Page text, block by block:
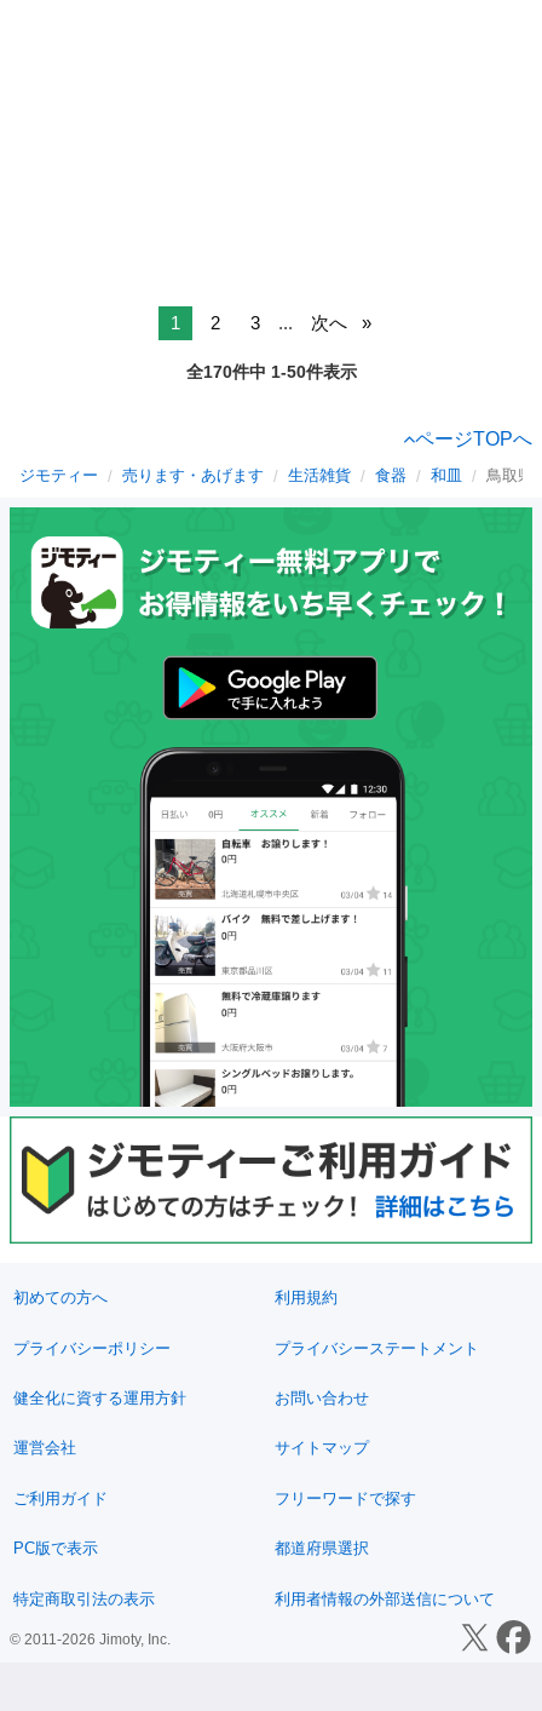
1 2 3 ... 次へ
全170件中 1-50件表示
ページTOPへ
ジモティー 売ります・あげます 生活雑貨 食器 和皿 鳥取県
初めての方へ 利用規約
プライバシーポリシー プライバシーステートメント
健全化に資する運用方針 お問い合わせ
運営会社 サイトマップ
ご利用ガイド フリーワードで探す
PC版で表示 都道府県選択
特定商取引法の表示 利用者情報の外部送信について
© 2011-2026 Jimoty, Inc.